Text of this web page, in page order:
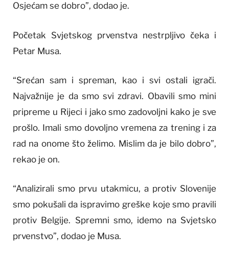
Osjećam se dobro”, dodao je.
Početak Svjetskog prvenstva nestrpljivo čeka i
Petar Musa.
“Srećan sam i spreman, kao i svi ostali igrači.
Najvažnije je da smo svi zdravi. Obavili smo mini
pripreme u Rijeci i jako smo zadovoljni kako je sve
prošlo. Imali smo dovoljno vremena za trening i za
rad na onome što želimo. Mislim da je bilo dobro”,
rekao je on.
“Analizirali smo prvu utakmicu, a protiv Slovenije
smo pokušali da ispravimo greške koje smo pravili
protiv Belgije. Spremni smo, idemo na Svjetsko
prvenstvo”, dodao je Musa.